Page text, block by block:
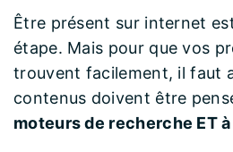
Être présent sur internet
étape. Mais pour que vos
trouvent facilement, il faut
contenus doivent être
moteurs de recherche ET